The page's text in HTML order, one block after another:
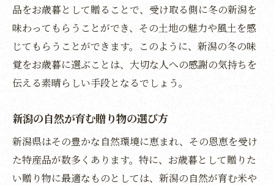
新潟の米と酒で贈る心温まるお歳暮
お歳暮で選ぶ新潟の米と酒の美味しさ
新潟の米と酒が心を温める贈り物
米と酒で心温まる新潟のお歳暮
冬の新潟特産品がお歳暮に最適な理由
心温まる贈り物に選ぶ新潟の特産品
新潟の冬特産品で贈る感謝の気持ち
冬に選ぶ新潟の特産品で心からの感謝
品をお歳暮として贈ることで、受け取る側に冬の新潟を
味わってもらうことができ、その土地の魅力や風土を感
じてもらうことができます。このように、新潟の冬の味
覚をお歳暮に選ぶことは、大切な人への感謝の気持ちを
伝える素晴らしい手段となるでしょう。
新潟の自然が育む贈り物の選び方
新潟県はその豊かな自然環境に恵まれ、その恩恵を受け
た特産品が数多くあります。特に、お歳暮として贈りた
い贈り物に最適なものとしては、新潟の自然が育む米や